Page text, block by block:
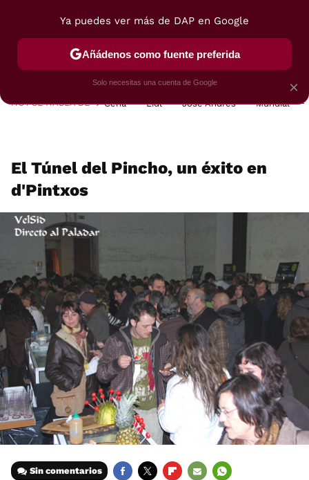
POSTRES VIAJES SELECCIÓN VEGUI
HOY SE HABLA DE Cena Lidl José Andrés Mundial
El Túnel del Pincho, un éxito en
d'Pintxos
Sin comentarios
×
Ya puedes ver más de DAP en Google
Añádenos como fuente preferida
Solo necesitas una cuenta de Google